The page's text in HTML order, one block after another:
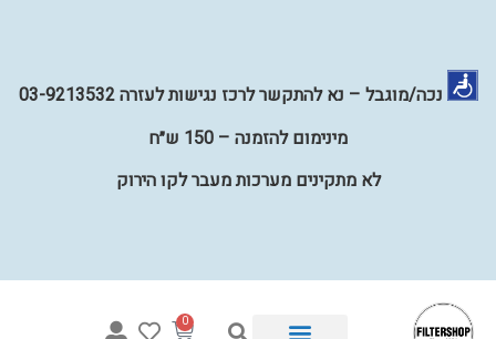
נכה/מוגבל – נא להתקשר לרכז נגישות לעזרה 03-9213532
מינימום להזמנה – 150 ש״ח
לא מתקינים מערכות מעבר לקו הירוק
0